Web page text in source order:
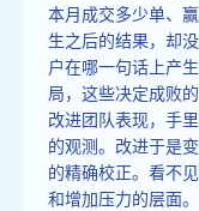
本月成交多少单、
生之后的结果，却
户在哪一句话上产
局，这些决定成败
改进团队表现，手
的观测。改进于是
的精确校正。看不
和增加压力的层面。